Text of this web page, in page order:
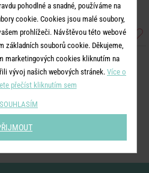
REFLECT
Váza 24 cm - stříbrná
pohodlné a snadné, používáme na
cookie. Cookies jsou malé soubory,
prohlížeči. Návštěvou této webové
základních souborů cookie. Děkujeme,
marketingových cookies kliknutím na
vývoj našich webových stránek. Více o
přečíst kliknutím sem